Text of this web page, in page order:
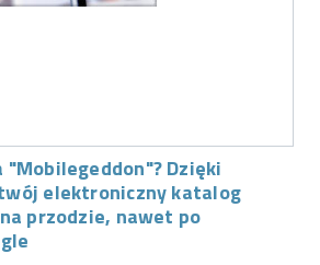
Dzięki
twój elektroniczny katalog
przodzie, nawet po